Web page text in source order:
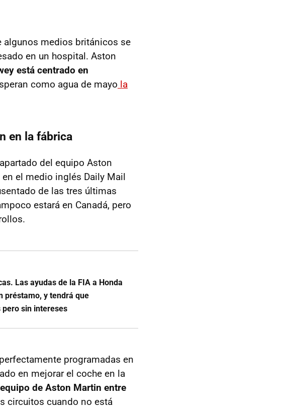
algunos medios británicos se
en un hospital. Aston
está centrado en
como agua de mayo la
en la fábrica
del equipo Aston
el medio inglés Daily Mail
de las tres últimas
estará en Canadá, pero
Las ayudas de la FIA a Honda
préstamo, y tendrá que
sin intereses
programadas en
en mejorar el coche en la
de Aston Martin entre
circuitos cuando no está